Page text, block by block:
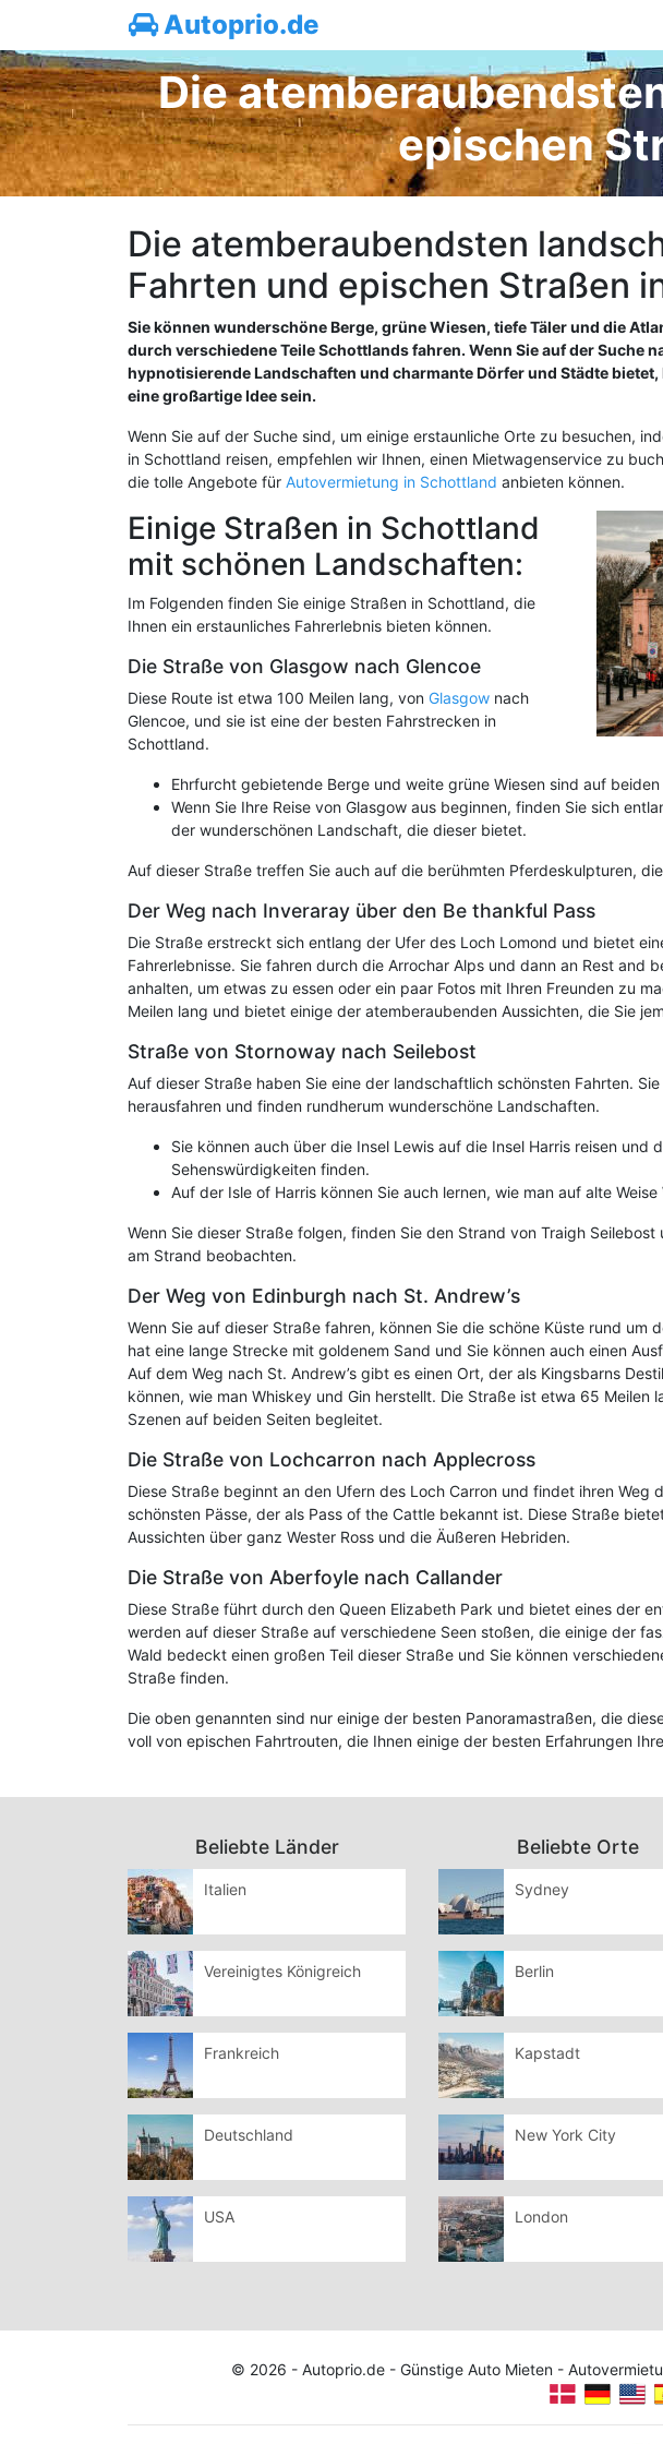
Autoprio.de
Die
epischen
Die atemberaubendsten
Fahrten und epischen Straßen
Sie können wunderschöne Berge, grüne Wiesen, tiefe Täler und die
durch verschiedene Teile Schottlands fahren. Wenn Sie auf der Suche
hypnotisierende Landschaften und charmante Dörfer und Städte
eine großartige Idee sein.
Wenn Sie auf der Suche sind, um einige erstaunliche Orte zu besuchen,
in Schottland reisen, empfehlen wir Ihnen, einen Mietwagenservice zu
die tolle Angebote für Autovermietung in Schottland anbieten können.
Einige Straßen in Schottland
mit schönen Landschaften:
Im Folgenden finden Sie einige Straßen in Schottland, die
Ihnen ein erstaunliches Fahrerlebnis bieten können.
Die Straße von Glasgow nach Glencoe
Diese Route ist etwa 100 Meilen lang, von Glasgow nach
Glencoe, und sie ist eine der besten Fahrstrecken in
Schottland.
Ehrfurcht gebietende Berge und weite grüne Wiesen sind auf
Wenn Sie Ihre Reise von Glasgow aus beginnen, finden Sie sich
der wunderschönen Landschaft, die dieser bietet.
Auf dieser Straße treffen Sie auch auf die berühmten Pferdeskulpturen, die
Der Weg nach Inveraray über den Be thankful Pass
Die Straße erstreckt sich entlang der Ufer des Loch Lomond und bietet
Fahrerlebnisse. Sie fahren durch die Arrochar Alps und dann an Rest and
anhalten, um etwas zu essen oder ein paar Fotos mit Ihren Freunden zu
Meilen lang und bietet einige der atemberaubenden Aussichten, die Sie
Straße von Stornoway nach Seilebost
Auf dieser Straße haben Sie eine der landschaftlich schönsten Fahrten.
herausfahren und finden rundherum wunderschöne Landschaften.
Sie können auch über die Insel Lewis auf die Insel Harris reisen und
Sehenswürdigkeiten finden.
Auf der Isle of Harris können Sie auch lernen, wie man auf alte
Wenn Sie dieser Straße folgen, finden Sie den Strand von Traigh
am Strand beobachten.
Der Weg von Edinburgh nach St. Andrew’s
Wenn Sie auf dieser Straße fahren, können Sie die schöne Küste rund um
hat eine lange Strecke mit goldenem Sand und Sie können auch einen
Auf dem Weg nach St. Andrew’s gibt es einen Ort, der als Kingsbarns
können, wie man Whiskey und Gin herstellt. Die Straße ist etwa 65 Meilen
Szenen auf beiden Seiten begleitet.
Die Straße von Lochcarron nach Applecross
Diese Straße beginnt an den Ufern des Loch Carron und findet ihren Weg
schönsten Pässe, der als Pass of the Cattle bekannt ist. Diese Straße
Aussichten über ganz Wester Ross und die Äußeren Hebriden.
Die Straße von Aberfoyle nach Callander
Diese Straße führt durch den Queen Elizabeth Park und bietet eines der
werden auf dieser Straße auf verschiedene Seen stoßen, die einige der
Wald bedeckt einen großen Teil dieser Straße und Sie können
Straße finden.
Die oben genannten sind nur einige der besten Panoramastraßen, die
voll von epischen Fahrtrouten, die Ihnen einige der besten Erfahrungen
Beliebte Länder
Italien
Vereinigtes Königreich
Frankreich
Deutschland
USA
Beliebte Orte
Sydney
Berlin
Kapstadt
New York City
London
© 2026 - Autoprio.de - Günstige Auto Mieten -